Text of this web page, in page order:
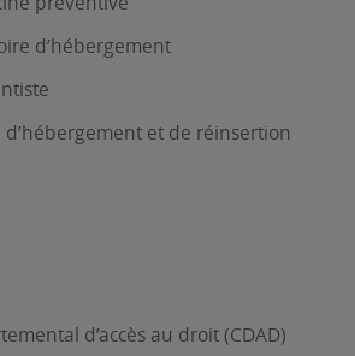
d’hébergement
d’hébergement et de réinsertion
d’accès au droit (CDAD)